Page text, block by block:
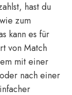
hast du
zum
kann es für
von Match
mit einer
nach einer